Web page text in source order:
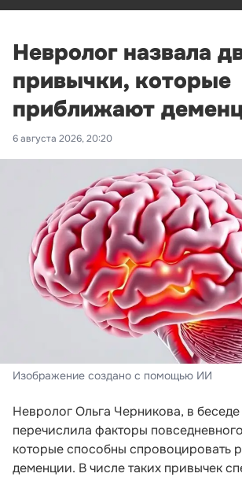
Невролог назвала
привычки, которые
приближают
6 августа 2026, 20:20
Изображение создано с помощью ИИ
Невролог Ольга Черникова, в
перечислила факторы
которые способны спровоцировать
деменции. В числе таких привычек